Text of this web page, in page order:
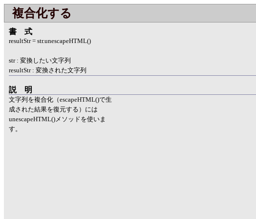
複合化する
書式
resultStr = str.unescapeHTML()
str : 変換したい文字列
resultStr : 変換された文字列
説明
文字列を複合化（escapeHTML()で生
成された結果を復元する）には
unescapeHTML()メソッドを使いま
す。